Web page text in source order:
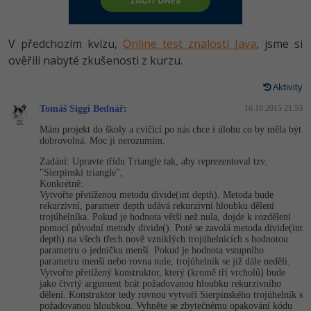
HTML5, CSS3, Bootstrap, SEO
SQL a databáze
UML a návrhové vzory
React
Spring
ASP.NET MVC
Django
Best practices
PHP
JavaScript
HTML / CSS
UML a návrhové vzory
MySQL/MariaDB
MS-SQL
SQLite
Vývojář mobilních aplikací
Specialista na AI a bigdata
Webdesigner
Tester
Systémový administrátor
Grafik / UX/UI návrhář
3D grafik
Projektový manažer
Databázový analytik
-80%
JavaScript -80%
C++ -80%
Swift -80%
Kotlin -80%
C -80%
VB.NET
SQL
Návrh SW -80%
V předchozím kvízu, Online test znalostí Java, jsme si
ověřili nabyté zkušenosti z kurzu.
Aktivity
Tomáš Siggi Bednář: 16.10.2015 21:53
Mám projekt do školy a cvičící po nás chce i úlohu co by měla být
dobrovolná. Moc ji nerozumím.
Zadání: Upravte třídu Triangle tak, aby reprezentoval tzv.
"Sierpinski triangle",
Konkrétně:
Vytvořte přetíženou metodu divide(int depth). Metoda bude
rekurzivní, parametr depth udává rekurzivní hloubku dělení
trojúhelníka. Pokud je hodnota větší než nula, dojde k rozdělení
pomocí původní metody divide(). Poté se zavolá metoda divide(int
depth) na všech třech nově vzniklých trojúhelnících s hodnotou
parametru o jedničku menší. Pokud je hodnota vstupního
parametru menší nebo rovna nule, trojúhelník se již dále nedělí.
Vytvořte přetížený konstruktor, který (kromě tří vrcholů) bude
jako čtvrtý argument brát požadovanou hloubku rekurzivního
dělení. Konstruktor tedy rovnou vytvoří Sierpinského trojúhelník s
požadovanou hloubkou. Vyhněte se zbytečnému opakování kódu